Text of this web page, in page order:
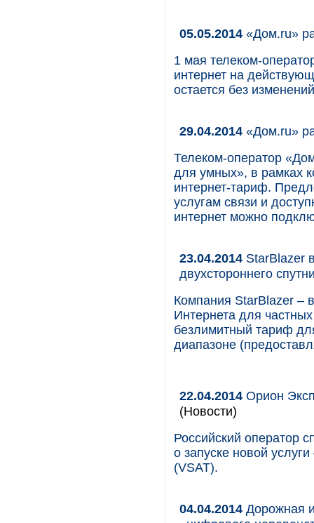
05.05.2014 «Дом.ru»
1 мая телеком-
интернет на
остается без
29.04.2014 «Дом.ru»
Телеком-оператор
для умных», в рамках
интернет-тариф.
услугам связи и
интернет можно
23.04.2014 StarBlazer
двухстороннего
Компания StarBlazer –
Интернета для
безлимитный тариф
диапазоне
22.04.2014 Орион
(Новости)
Российский оператор
о запуске новой
(VSAT).
04.04.2014 Дорожная